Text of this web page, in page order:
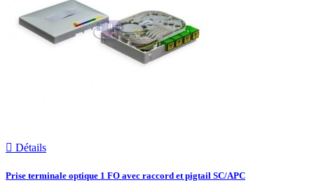
 Détails
Prise terminale optique 1 FO avec raccord et pigtail SC/APC